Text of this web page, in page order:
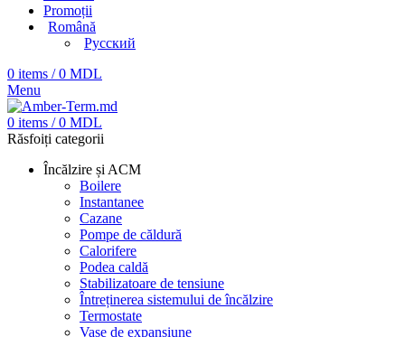
Promoții
Română
Русский
0 items / 0 MDL
Menu
0 items / 0 MDL
Răsfoiți categorii
Încălzire și ACM
Boilere
Instantanee
Cazane
Pompe de căldură
Calorifere
Podea caldă
Stabilizatoare de tensiune
Întreținerea sistemului de încălzire
Termostate
Vase de expansiune